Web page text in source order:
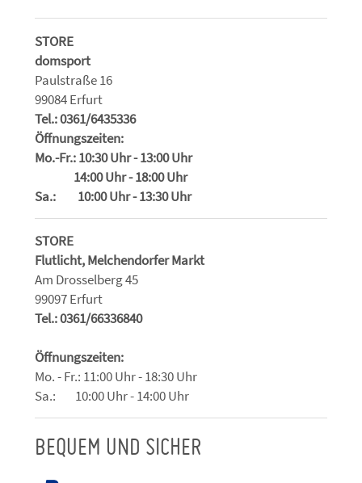
STORE
domsport
Paulstraße 16
99084 Erfurt
Tel.: 0361/6435336
Öffnungszeiten:
Mo.-Fr.: 10:30 Uhr - 13:00 Uhr
14:00 Uhr - 18:00 Uhr
Sa.: 10:00 Uhr - 13:30 Uhr
STORE
Flutlicht, Melchendorfer Markt
Am Drosselberg 45
99097 Erfurt
Tel.: 0361/66336840
Öffnungszeiten:
Mo. - Fr.: 11:00 Uhr - 18:30 Uhr
Sa.: 10:00 Uhr - 14:00 Uhr
BEQUEM UND SICHER